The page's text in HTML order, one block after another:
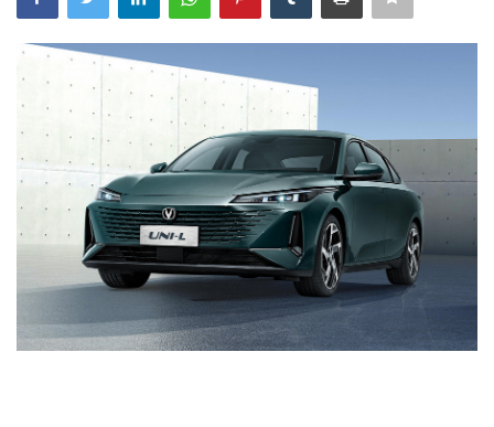
Технологии
Спорт
Туризм
Недвижимость
Здоровье